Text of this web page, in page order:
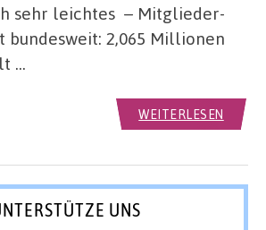
sehr leichtes – Mitglieder-
bundesweit: 2,065 Millionen
…
WEITERLESEN
UNS